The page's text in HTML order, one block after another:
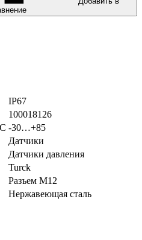
IP67
100018126
-30…+85
Датчики
Датчики давления
Turck
Разъем M12
Нержавеющая сталь